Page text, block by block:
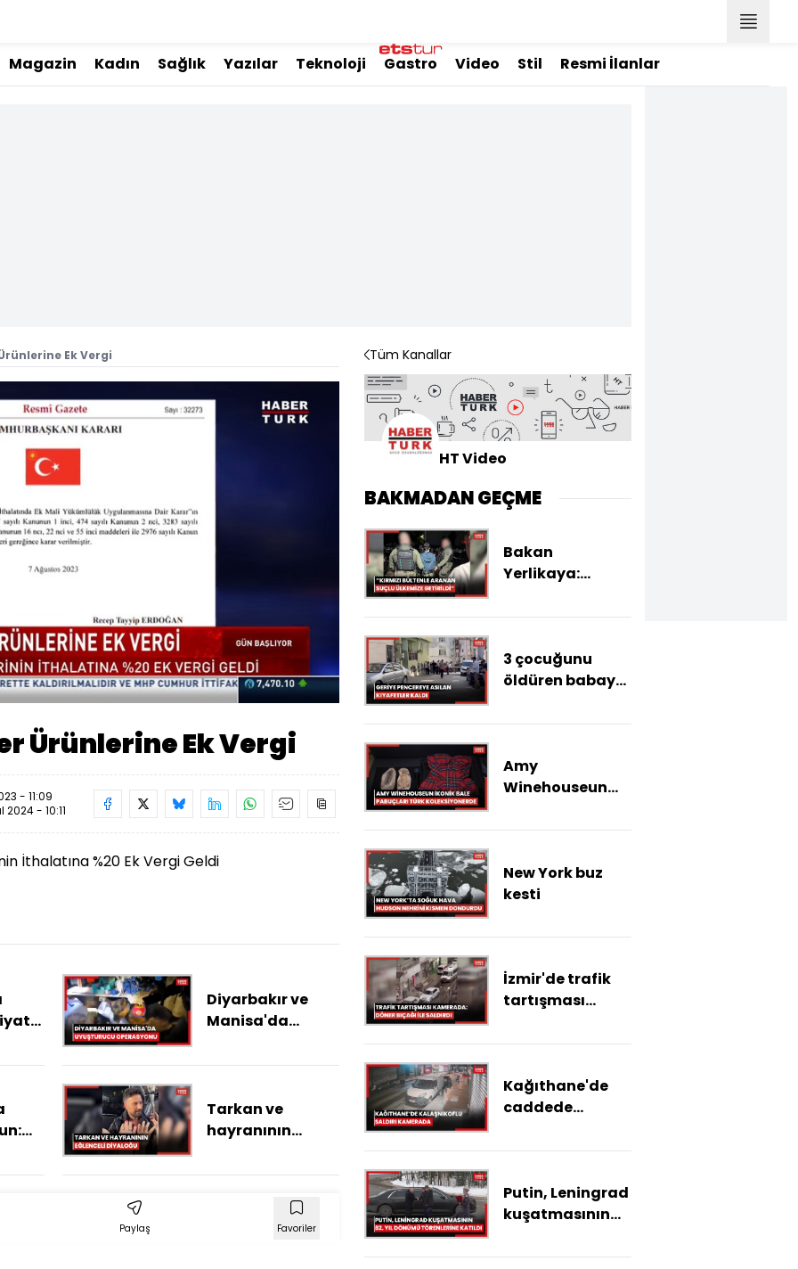
Magazin Kadın Sağlık Yazılar Teknoloji Gastro Video Stil Resmi İlanlar
Ek Vergi
Oynatma
Ürünlerine Ek Vergi
- 11:09
2024 - 10:11
İthalatına %20 Ek Vergi Geldi
Diyarbakır ve
Manisa'da
operasyonu: 445
Tarkan ve
hayranının
diyaloğu
Paylaş Favoriler
Tüm Kanallar
HT Video
BAKMADAN GEÇME
Bakan
Yerlikaya:
aranan 13 ,
aranan 1 suçlu
ülkemize
3 çocuğunu
öldüren babaya,
ağırlaştırılmış
karar
duruşmasında
Amy
Winehouseun
pabuçları Türk
New York buz
kesti
İzmir'de trafik
tartışması
Döner bıçağı ile
Kağıthane'de
caddede
saldırı
dayı lakaplı
kişiden aldım'
Putin, Leningrad
kuşatmasının
törenlerine